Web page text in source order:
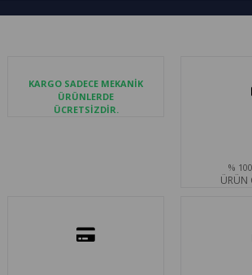
KARGO SADECE MEKANİK
ÜRÜNLERDE
ÜCRETSİZDİR.
%
ÜRÜN